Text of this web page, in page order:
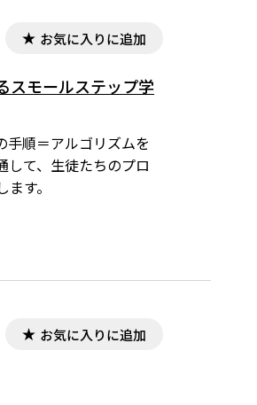
お気に入りに追加
スモールステップ学
手順＝アルゴリズムを
して、生徒たちのプロ
す。
お気に入りに追加